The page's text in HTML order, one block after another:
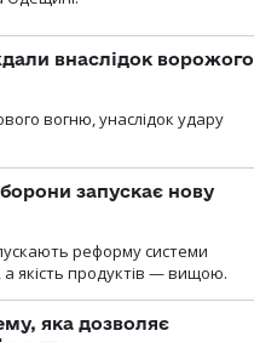
внаслідок ворожого
вогню, унаслідок удару
запускає нову
реформу системи
якість продуктів — вищою.
яка дозволяє